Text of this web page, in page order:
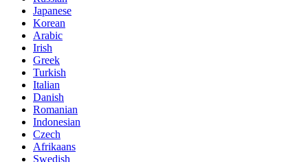
Japanese
Korean
Arabic
Irish
Greek
Turkish
Italian
Danish
Romanian
Indonesian
Czech
Afrikaans
Swedish